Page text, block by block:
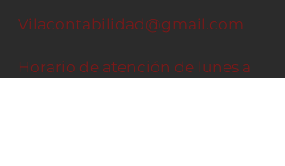
Vilacontabilidad@gmail.com
​Horario de atención de lunes a